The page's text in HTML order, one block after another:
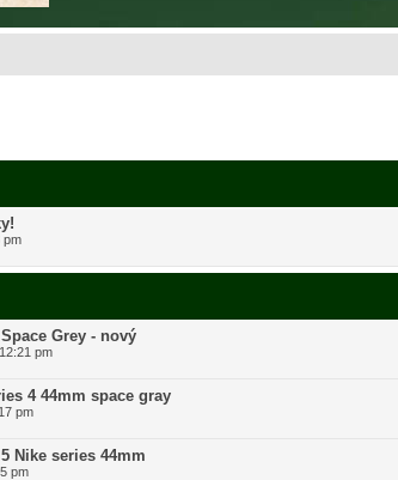
pm
Grey - nový
pm
4 44mm space gray
pm
Nike series 44mm
pm